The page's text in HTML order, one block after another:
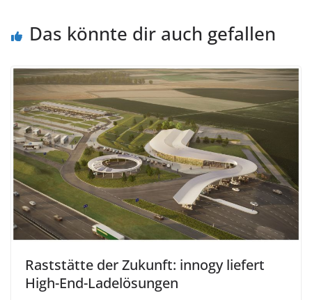
Das könnte dir auch gefallen
Raststätte der Zukunft: innogy liefert
High-End-Ladelösungen